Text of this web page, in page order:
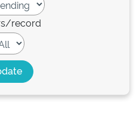
record